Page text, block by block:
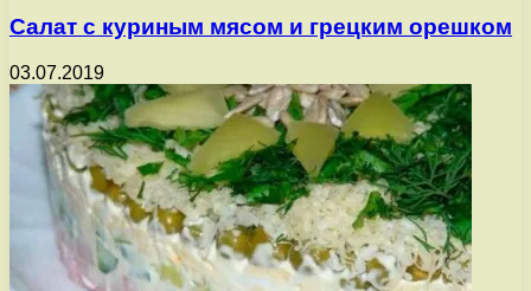
Салат с куриным мясом и грецким орешком
03.07.2019